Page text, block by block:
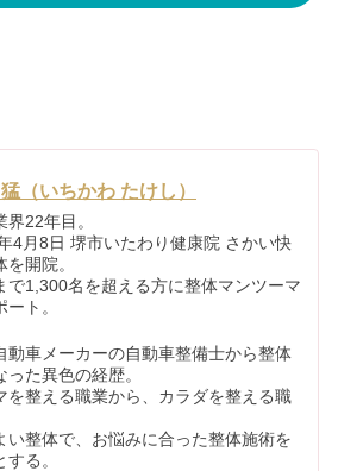
（いちかわ たけし）
界22年目。
4月8日 堺市いたわり健康院 さかい快
を開院。
で1,300名を超える方に整体マンツーマ
ート。
動車メーカーの自動車整備士から整体
った異色の経歴。
を整える職業から、カラダを整える職
い整体で、お悩みに合った整体施術を
る。